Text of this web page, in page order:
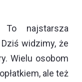
najstarsza
widzimy, że
Wielu osobom
ale też